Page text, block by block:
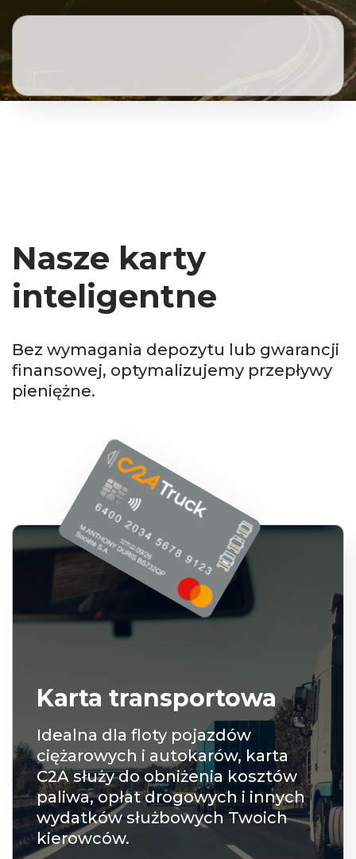
Nasze karty
inteligentne
Bez wymagania depozytu lub gwarancji
finansowej, optymalizujemy przepływy
pieniężne.
Karta transportowa
Idealna dla floty pojazdów
ciężarowych i autokarów, karta
C2A służy do obniżenia kosztów
paliwa, opłat drogowych i innych
wydatków służbowych Twoich
kierowców.